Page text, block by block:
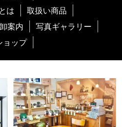
は
取扱い商品
卸案内
写真ギャラリー
ョップ